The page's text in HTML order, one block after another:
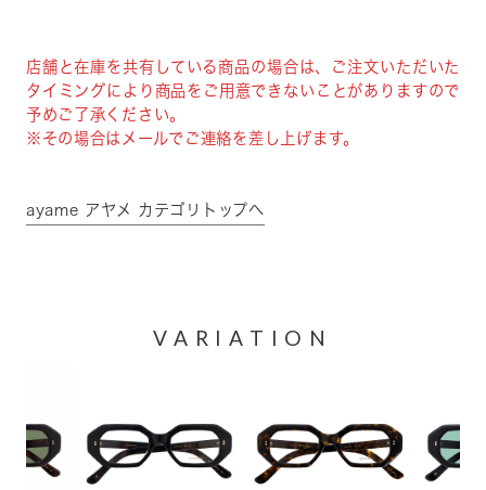
店舗と在庫を共有している商品の場合は、ご注文いただいた
タイミングにより商品をご用意できないことがありますので
予めご了承ください。
※その場合はメールでご連絡を差し上げます。
ayame アヤメ カテゴリトップへ
VARIATION